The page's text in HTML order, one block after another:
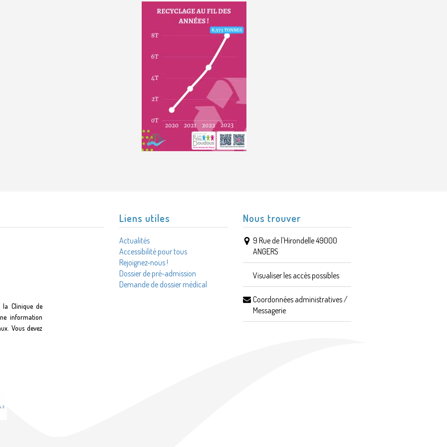
la Clinique de
information
Vous devez
Liens utiles
Actualités
Accessibilité pour tous
Rejoignez-nous !
Dossier de pré-admission
Demande de dossier médical
Nous trouver
9 Rue de l'Hirondelle 49000
ANGERS
Visualiser les accès possibles
Coordonnées administratives /
Messagerie